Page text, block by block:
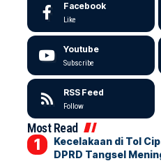
Facebook
Like
Youtube
Subscribe
RSS Feed
Follow
Most Read
Kecelakaan di Tol
DPRD Tangsel